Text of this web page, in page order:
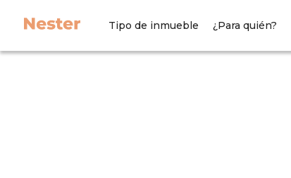
Tipo de inmueble ¿Para quién?